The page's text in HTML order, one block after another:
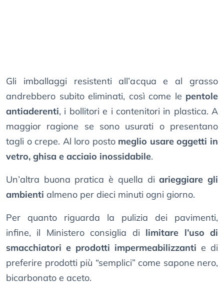
Gli imballaggi resistenti all’acqua e al grasso
andrebbero subito eliminati, così come le pentole
antiaderenti, i bollitori e i contenitori in plastica. A
maggior ragione se sono usurati o presentano
tagli o crepe. Al loro posto meglio usare oggetti in
vetro, ghisa e acciaio inossidabile.
Un’altra buona pratica è quella diarieggiare gli
ambienti almeno per dieci minuti ogni giorno.
Per quanto riguarda la pulizia dei pavimenti,
infine, il Ministero consiglia di limitare l’uso di
smacchiatori e prodotti impermeabilizzanti e di
preferire prodotti più “semplici” come sapone nero,
bicarbonato e aceto.